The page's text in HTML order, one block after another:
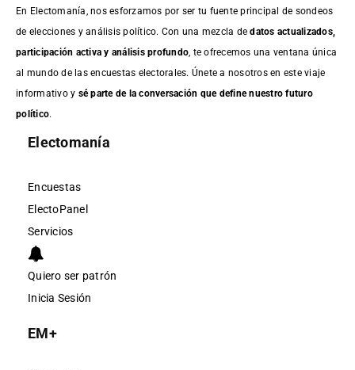
En Electomanía, nos esforzamos por ser tu fuente principal de sondeos
de elecciones y análisis político. Con una mezcla dedatos actualizados,
participación activa y análisis profundo , te ofrecemos una ventana única
al mundo de las encuestas electorales. Únete a nosotros en este viaje
informativo y sé parte de la conversación que define nuestro futuro
político.
Electomanía
Encuestas
ElectoPanel
Servicios
Quiero ser patrón
Inicia Sesión
EM+